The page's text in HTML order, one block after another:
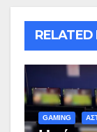
RELATED
GAMING